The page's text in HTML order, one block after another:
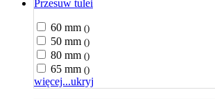
Przesuw tulei
60 mm ()
50 mm ()
80 mm ()
65 mm ()
więcej...ukryj